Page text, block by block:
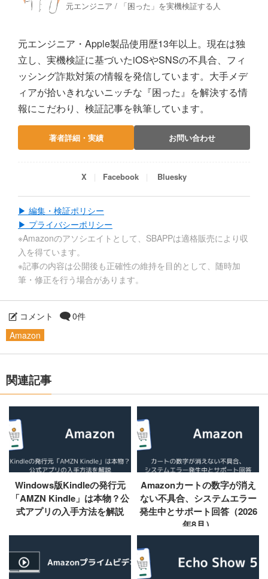
元エンジニア / 「困った」を実機検証する人
元エンジニア・Apple製品使用歴13年以上。現在は独
立し、実機検証に基づいたiOSやSNSの不具合、フィ
ッシング詐欺対策の情報を発信しています。大手メデ
ィアが拾いきれないニッチな『困った』を解決する情
報にこだわり、検証記事を執筆しています。
著者詳細・実績 お問い合わせ
X Facebook Bluesky
▶ 編集・検証ポリシー
▶ プライバシーポリシー
※Amazonのアソシエイトとして、SBAPPは適格販売により収
入を得ています。
※記事の内容は公開後も正確性の維持を目的として、随時加
筆・修正を行う場合があります。
コメント
0件
Amazon
関連記事
Windows版Kindleの発行元
「AMZN Kindle」は本物？公
式アプリの入手方法を解説
Amazonカートの数字が消え
ない不具合、システムエラー
発生中とサポート回答（2026
年8月）